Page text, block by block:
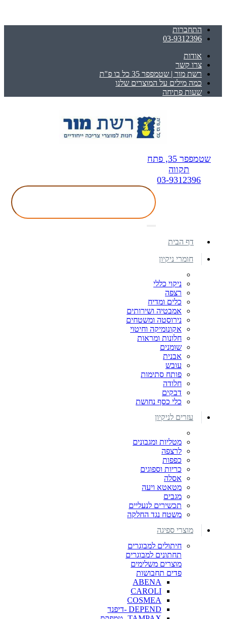
התחברות
03-9312396
אודות
צרו קשר
רשת מור | שטמפפר 35 כל בו פ"ת
כמה מילים על המוצרים שלנו
שעות פתיחה
שטמפפר 35, פתח
תקווה
03-9312396
דף הבית
חומרי ניקיון
ניקוי כללי
רצפה
כלים ומדיח
אמבטיה ושירותים
נירוסטה ומשטחים
אקונומיקה וחיטוי
חלונות ומראות
שומנים
אבנית
עובש
פותח סתימות
חלודה
דבקים
כלי כסף נחושת
עזרים לניקיון
מטליות ומגבונים
לרצפה
כפפות
כריות וספוגים
אסלה
מטאטא ויעה
מגבים
תכשירים לנעליים
משטח נגד החלקה
מוצרי ספיגה
חיתולים למבוגרים
תחתונים למבוגרים
מוצרים משלימים
פדים תחבושות
ABENA
CAROLI
COSMEA
DEPEND -דיפנד